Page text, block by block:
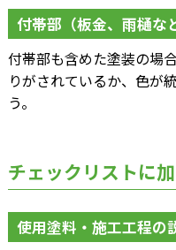
付帯部（板金、雨樋な
付帯部も含めた塗装の場
りがされているか、色が
う。
チェックリストに
使用塗料・施工工程の